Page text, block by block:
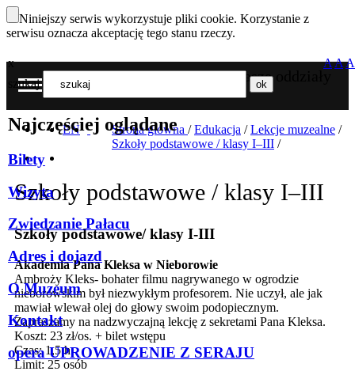
Niniejszy serwis wykorzystuje pliki cookie. Korzystanie z
serwisu oznacza akceptację tego stanu rzeczy.
Nasze oddziały
MENU
x
szukaj
Najczęściej oglądane
Bilety
Wizyta
Zwiedzanie Pałacu
Adres i dojazd
O Muzeum
Kontakt
opera UPROWADZENIE Z SERAJU
AAA
EN Strona główna / Edukacja /Lekcje muzealne /
Szkoły podstawowe / klasy I–III /
Szkoły podstawowe / klasy I–III
Szkoły podstawowe/ klasy I-III
Akademia Pana Kleksa w Nieborowie
Ambroży Kleks- bohater filmu nagrywanego w ogrodzie
nieborowskim był niezwykłym profesorem. Nie uczył, ale jak
mawiał wlewał olej do głowy swoim podopiecznym.
Zapraszamy na nadzwyczajną lekcję z sekretami Pana Kleksa.
Koszt: 23 zł/os. + bilet wstępu
Czas: 1,5 h
Limit: 25 osób